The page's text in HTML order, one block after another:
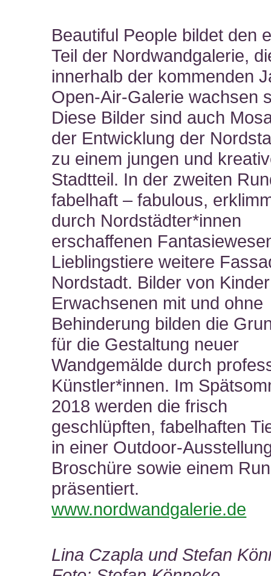
Beautiful People bildet den
Teil der Nordwandgalerie,
innerhalb der kommenden
Open-Air-Galerie wachsen
Diese Bilder sind auch
der Entwicklung der
zu einem jungen und
Stadtteil. In der zweiten
fabelhaft – fabulous,
durch Nordstädter*innen
erschaffenen
Lieblingstiere weitere
Nordstadt. Bilder von
Erwachsenen mit und ohne
Behinderung bilden die
für die Gestaltung neuer
Wandgemälde durch
Künstler*innen. Im
2018 werden die frisch
geschlüpften, fabelhaften
in einer Outdoor-
Broschüre sowie einem
präsentiert.
www.nordwandgalerie.de
Lina Czapla und Stefan